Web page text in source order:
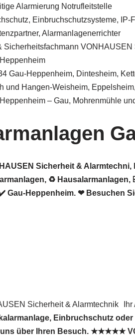
Alarmierung Notrufleitstelle
Einbruchschutzsysteme,
Alarmanlagenerrichter
Sicherheitsfachmann
Gau-Heppenheim, Dintesheim,
und Hangen-Weisheim,
– Gau, Mohrenmühle
Sicherheit &
♻
Gau-Heppenheim. ❤ Besuchen
Sicherheit & Alarmtechnik
Einbruchschutz
über Ihren Besuch. ★★★★★